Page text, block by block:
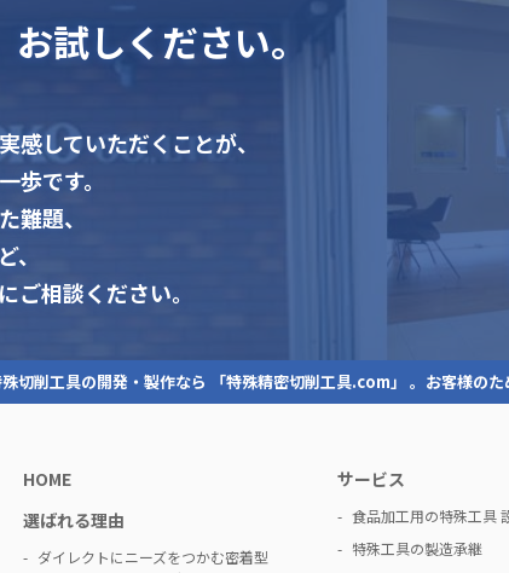
お試しください。
感していただくことが、
歩です。
難題、
ご相談ください。
切削工具の開発・製作なら 「特殊精密切削工具.com」 。お客様のた
HOME
選ばれる理由
ダイレクトにニーズをつかむ密着型
サービス
食品加工用の特殊工具
特殊工具の製造承継